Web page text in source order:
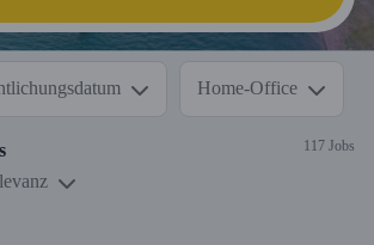
Home-Office
117 Jobs